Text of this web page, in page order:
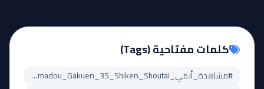
كلمات مفتاحية (Tags)
#مشاهدة_أنمي_Taimadou_Gakuen_35_Shiken_Shoutai